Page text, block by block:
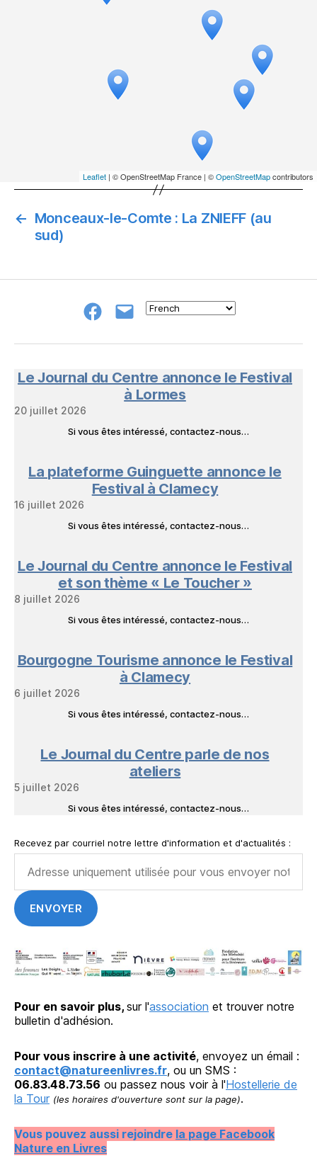
Leaflet | © OpenStreetMap France | ©OpenStreetMapcontributors
← Monceaux-le-Comte : La ZNIEFF (au
sud)
Groupe
NeL
E-
à
Livres
Le Journal du Centre annonce le Festival
à Lormes
20 juillet 2026
Si vous êtes intéressé, contactez-nous…
La plateforme Guinguette annonce le
Festival à Clamecy
16 juillet 2026
Si vous êtes intéressé, contactez-nous…
Le Journal du Centre annonce le Festival
et son thème « Le Toucher »
8 juillet 2026
Si vous êtes intéressé, contactez-nous…
Bourgogne Tourisme annonce le Festival
à Clamecy
6 juillet 2026
Si vous êtes intéressé, contactez-nous…
Le Journal du Centre parle de nos
ateliers
5 juillet 2026
Si vous êtes intéressé, contactez-nous…
Recevez par courriel notre lettre d'information et d'actualités :
Pour en savoir plus, sur l'association et trouver notre
bulletin d'adhésion.
Pour vous inscrire à une activité, envoyez un émail :
contact@natureenlivres.fr, ou un SMS :
06.83.48.73.56 ou passez nous voir à l'Hostellerie de
la Tour (les horaires d'ouverture sont sur la page).
Vous pouvez aussi rejoindre la page Facebook
Nature en Livres